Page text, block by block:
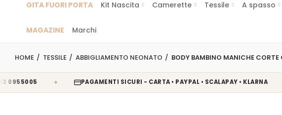
GITA FUORI PORTA Kit Nascita Camerette Tessile A spasso
MAGAZINE Marchi
HOME TESSILE ABBIGLIAMENTO NEONATO BODY BAMBINO MANICHE CORTE
✦ PAGAMENTI SICURI - CARTA • PAYPAL • SCALAPAY • KLARNA ✦